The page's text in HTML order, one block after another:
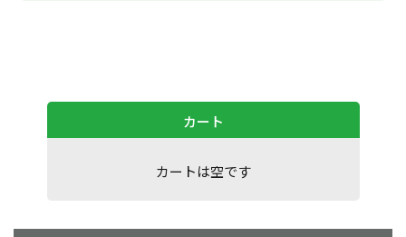
カート
カートは空です